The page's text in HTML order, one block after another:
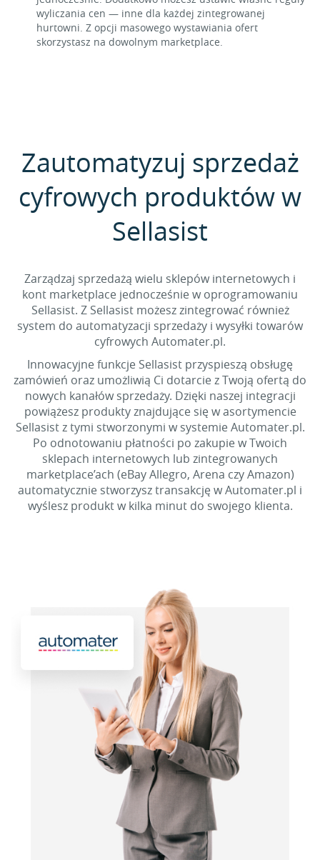
wyliczania cen — inne dla każdej zintegrowanej
hurtowni. Z opcji masowego wystawiania ofert
skorzystasz na dowolnym marketplace.
Zautomatyzuj sprzedaż
cyfrowych produktów w
Sellasist
Zarządzaj sprzedażą wielu sklepów internetowych i
kont marketplace jednocześnie w oprogramowaniu
Sellasist. Z Sellasist możesz zintegrować również
system do automatyzacji sprzedaży i wysyłki towarów
cyfrowych Automater.pl.
Innowacyjne funkcje Sellasist przyspieszą obsługę
zamówień oraz umożliwią Ci dotarcie z Twoją ofertą do
nowych kanałów sprzedaży. Dzięki naszej integracji
powiążesz produkty znajdujące się w asortymencie
Sellasist z tymi stworzonymi w systemie Automater.pl.
Po odnotowaniu płatności po zakupie w Twoich
sklepach internetowych lub zintegrowanych
marketplace’ach (eBay Allegro, Arena czy Amazon)
automatycznie stworzysz transakcję w Automater.pl i
wyślesz produkt w kilka minut do swojego klienta.